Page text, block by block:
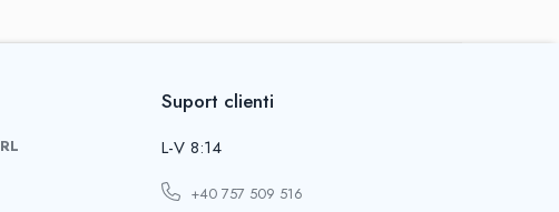
Suport clienti
L-V 8:14
+40 757 509 516